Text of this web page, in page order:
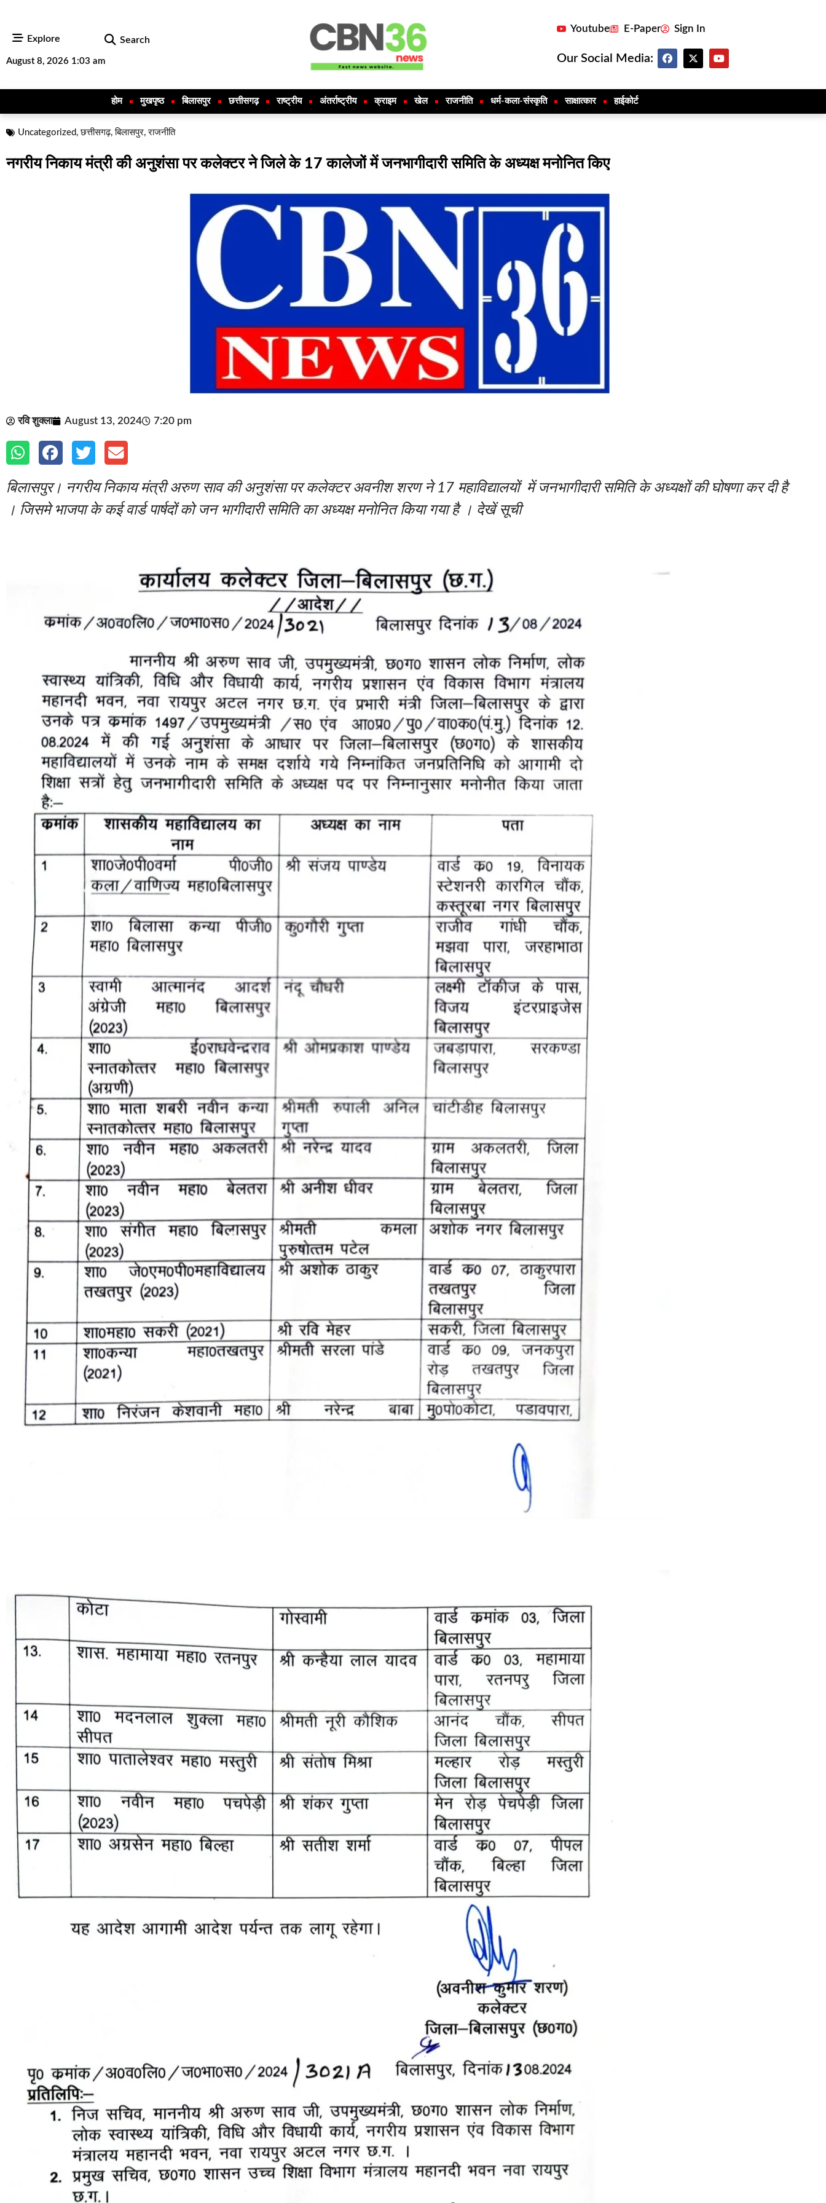
Explore Search
August 8, 2026 1:03 am
Youtube E-Paper Sign In
Our Social Media:
होम मुखपृष्ठ बिलासपुर छत्तीसगढ़ राष्ट्रीय अंतर्राष्ट्रीय क्राइम खेल राजनीति धर्म-कला-संस्कृति साक्षात्कार हाईकोर्ट
Uncategorized,छत्तीसगढ़,बिलासपुर,राजनीति
नगरीय निकाय मंत्री की अनुशंसा पर कलेक्टर ने जिले के 17 कालेजों में जनभागीदारी समिति के अध्यक्ष मनोनित किए
रवि शुक्ला August 13, 2024 7:20 pm
बिलासपुर। नगरीय निकाय मंत्री अरुण साव की अनुशंसा पर कलेक्टर अवनीश शरण ने 17 महाविद्यालयों में जनभागीदारी समिति के अध्यक्षों की घोषणा कर दी है
। जिसमे भाजपा के कई वार्ड पार्षदों को जन भागीदारी समिति का अध्यक्ष मनोनित किया गया है । देखें सूची